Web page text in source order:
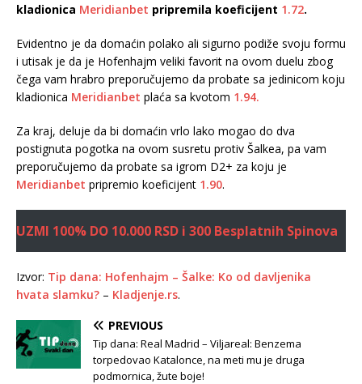
kladionica Meridianbet pripremila koeficijent 1.72.
Evidentno je da domaćin polako ali sigurno podiže svoju formu
i utisak je da je Hofenhajm veliki favorit na ovom duelu zbog
čega vam hrabro preporučujemo da probate sa jedinicom koju
kladionica Meridianbet plaća sa kvotom 1.94.
Za kraj, deluje da bi domaćin vrlo lako mogao do dva
postignuta pogotka na ovom susretu protiv Šalkea, pa vam
preporučujemo da probate sa igrom D2+ za koju je
Meridianbet pripremio koeficijent 1.90.
UZMI 100% DO 10.000 RSD i 300 Besplatnih Spinova
Izvor: Tip dana: Hofenhajm – Šalke: Ko od davljenika
hvata slamku? – Kladjenje.rs.
PREVIOUS
Tip dana: Real Madrid – Viljareal: Benzema
torpedovao Katalonce, na meti mu je druga
podmornica, žute boje!